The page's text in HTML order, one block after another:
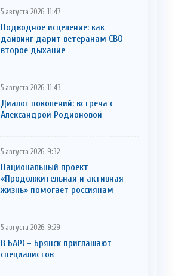
5 августа 2026, 11:47
Подводное исцеление: как
дайвинг дарит ветеранам СВО
второе дыхание
5 августа 2026, 11:43
Диалог поколений: встреча с
Александрой Родионовой
5 августа 2026, 9:32
Национальный проект
«Продолжительная и активная
жизнь» помогает россиянам
5 августа 2026, 9:29
В БАРС– Брянcк приглaшают
cпециaлистoв